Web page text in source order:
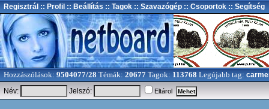
Regisztrál :: Profil :: Beállítás :: Tagok :: Szavazógép :: Csoportok :: Segítség
Hozzászólások: 9504077/28 Témák: 20677 Tagok: 113768 Legújabb tag:
Név:
Jelszó: Eltárol